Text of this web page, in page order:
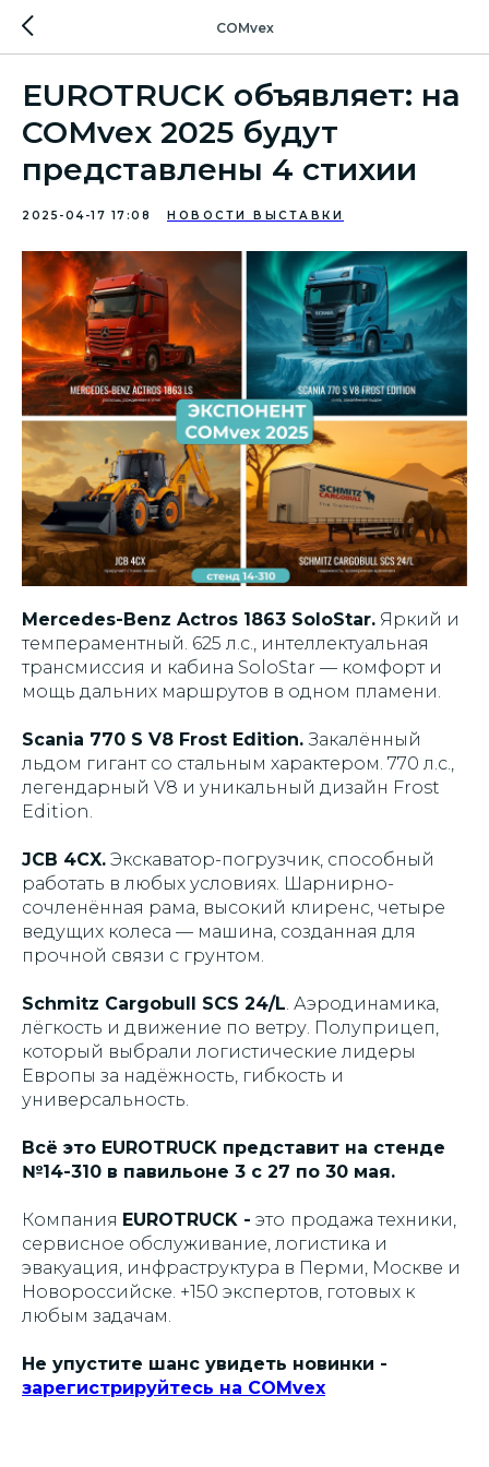
COMvex
EUROTRUCK объявляет: на
COMvex 2025 будут
представлены 4 стихии
2025-04-17 17:08 НОВОСТИ ВЫСТАВКИ
Mercedes-Benz Actros 1863 SoloStar. Яркий и
темпераментный. 625 л.с., интеллектуальная
трансмиссия и кабина SoloStar — комфорт и
мощь дальних маршрутов в одном пламени.
Scania 770 S V8 Frost Edition.Закалённый
льдом гигант со стальным характером. 770 л.с.,
легендарный V8 и уникальный дизайн Frost
Edition.
JCB 4CX. Экскаватор-погрузчик, способный
работать в любых условиях. Шарнирно-
сочленённая рама, высокий клиренс, четыре
ведущих колеса — машина, созданная для
прочной связи с грунтом.
Schmitz Cargobull SCS 24/L. Аэродинамика,
лёгкость и движение по ветру. Полуприцеп,
который выбрали логистические лидеры
Европы за надёжность, гибкость и
универсальность.
Всё это EUROTRUCK представит на стенде
№14-310 в павильоне 3 с 27 по 30 мая.
Компания EUROTRUCK - это продажа техники,
сервисное обслуживание, логистика и
эвакуация, инфраструктура в Перми, Москве и
Новороссийске. +150 экспертов, готовых к
любым задачам.
Не упустите шанс увидеть новинки -
зарегистрируйтесь на COMvex